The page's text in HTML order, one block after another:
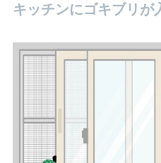
キッチンにゴキブリが